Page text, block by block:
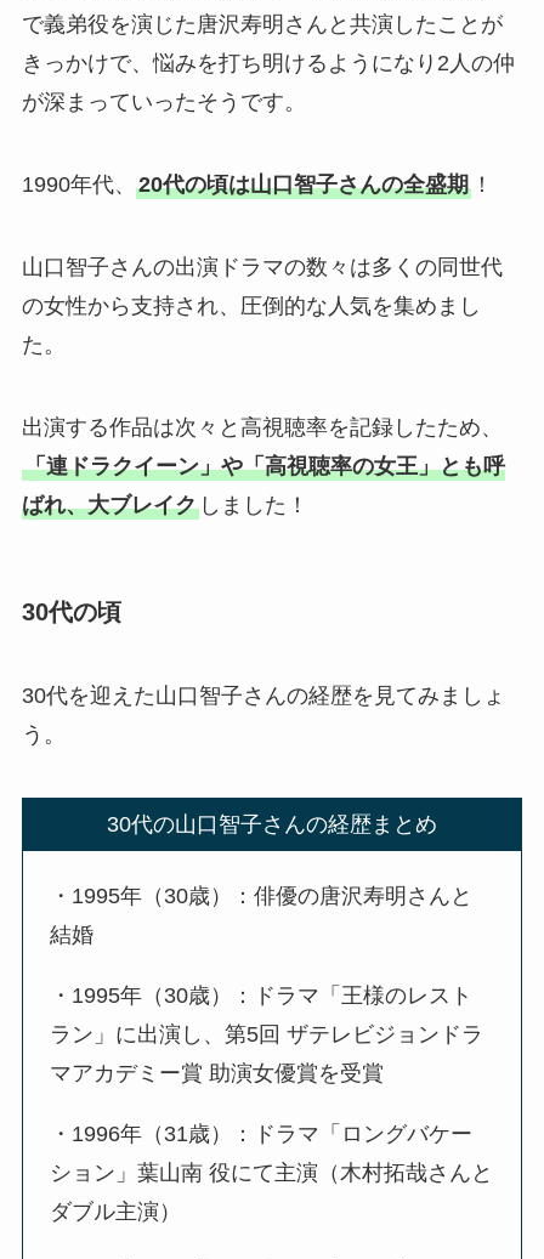
で義弟役を演じた唐沢寿明さんと共演したことが
きっかけで、悩みを打ち明けるようになり2人の仲
が深まっていったそうです。
1990年代、 20代の頃は山口智子さんの全盛期！
山口智子さんの出演ドラマの数々は多くの同世代
の女性から支持され、圧倒的な人気を集めまし
た。
出演する作品は次々と高視聴率を記録したため、
「連ドラクイーン」や「高視聴率の女王」とも呼
ばれ、大ブレイクしました！
30代の頃
30代を迎えた山口智子さんの経歴を見てみましょ
う。
30代の山口智子さんの経歴まとめ
・1995年（30歳）：俳優の唐沢寿明さんと
結婚
・1995年（30歳）：ドラマ「王様のレスト
ラン」に出演し、第5回 ザテレビジョンドラ
マアカデミー賞 助演女優賞を受賞
・1996年（31歳）：ドラマ「ロングバケー
ション」葉山南 役にて主演（木村拓哉さんと
ダブル主演）